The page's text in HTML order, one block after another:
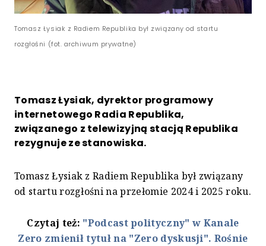
Tomasz Łysiak z Radiem Republika był związany od startu
rozgłośni (fot. archiwum prywatne)
Tomasz Łysiak, dyrektor programowy
internetowego Radia Republika,
związanego z telewizyjną stacją Republika
rezygnuje ze stanowiska.
Tomasz Łysiak z Radiem Republika był związany
od startu rozgłośni na przełomie 2024 i 2025 roku.
Czytaj też: "Podcast polityczny" w Kanale
Zero zmienił tytuł na "Zero dyskusji". Rośnie